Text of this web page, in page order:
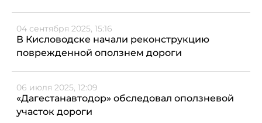
04 сентября 2025, 15:16
В Кисловодске начали реконструкцию
поврежденной оползнем дороги
06 июля 2025, 12:09
«Дагестанавтодор» обследовал оползневой
участок дороги